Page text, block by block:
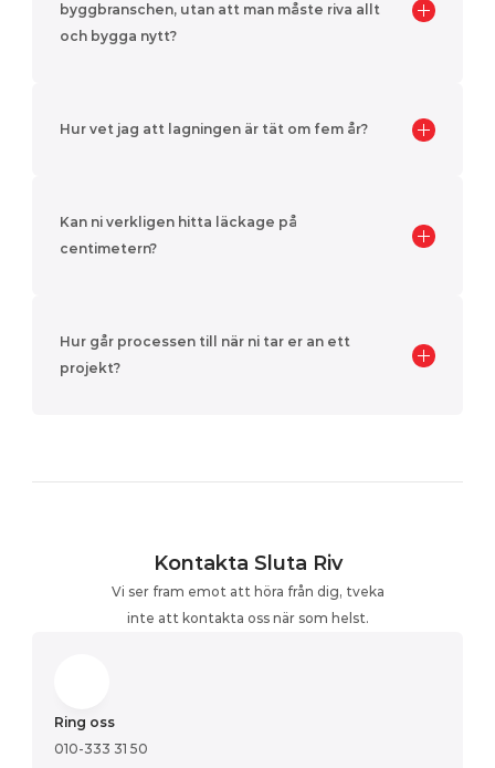
byggbranschen, utan att man måste riva allt
och bygga nytt?
Hur vet jag att lagningen är tät om fem år?
Kan ni verkligen hitta läckage på
centimetern?
Hur går processen till när ni tar er an ett
projekt?
Kontakta Sluta Riv
Vi ser fram emot att höra från dig, tveka
inte att kontakta oss när som helst.
Ring oss
010-333 31 50